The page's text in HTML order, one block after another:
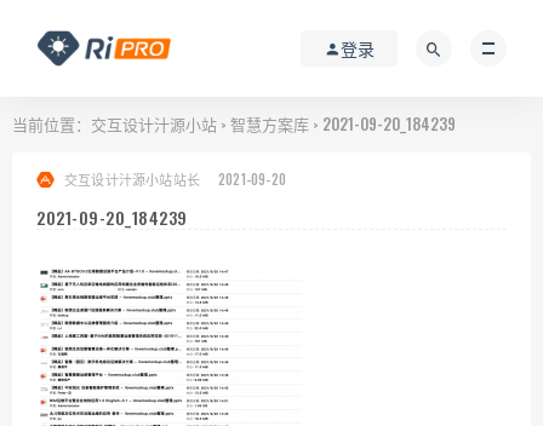
登录
当前位置： 交互设计汁源小站 > 智慧方案库 > 2021-09-20_184239
交互设计汁源小站站长 2021-09-20
2021-09-20_184239